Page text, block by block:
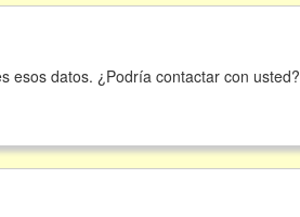
esos datos. ¿Podría contactar con usted?